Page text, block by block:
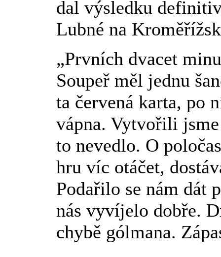
dal výsledku
Lubné na
„Prvních dvacet
Soupeř měl jednu
ta červená karta, po
vápna. Vytvořili
to nevedlo. O
hru víc otáčet,
Podařilo se nám dát
nás vyvíjelo dobře.
chybě gólmana.